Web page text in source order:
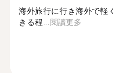
海外旅行に行き海外で軽
きる程... 閱讀更多